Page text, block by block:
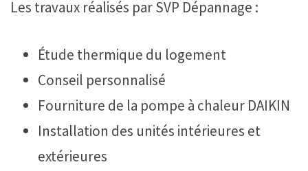
Les travaux réalisés par SVP Dépannage :
Étude thermique du logement
Conseil personnalisé
Fourniture de la pompe à chaleur DAIKIN
Installation des unités intérieures et
extérieures